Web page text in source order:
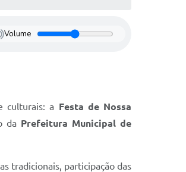
Volume
culturais: a Festa de Nossa
da Prefeitura Municipal de
tradicionais, participação das